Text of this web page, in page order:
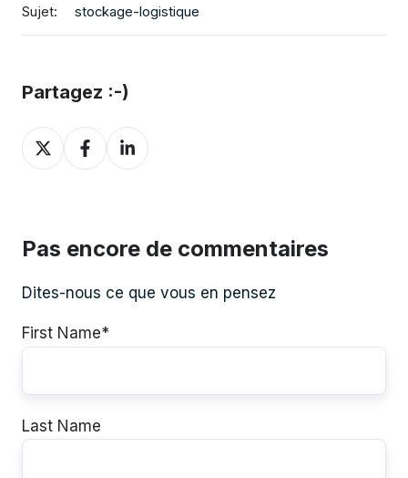
Sujet: stockage-logistique
Partagez :-)
Partagez
sur
Twitter
Partagez
sur
Facebook
Partagez
sur
LinkedIn
Pas encore de commentaires
Dites-nous ce que vous en pensez
First Name*
Last Name